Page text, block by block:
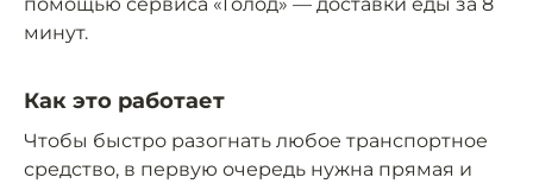
минут.
Как это работает
Чтобы быстро разогнать любое транспортное
средство, в первую очередь нужна прямая и